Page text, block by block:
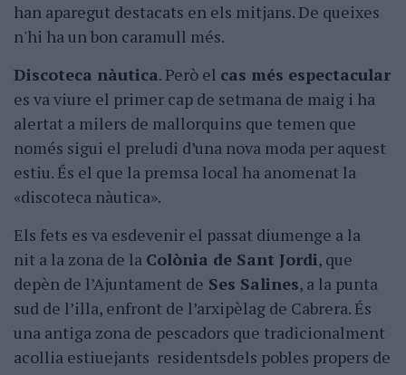
han aparegut destacats en els mitjans. De queixes
n'hi ha un bon caramull més.
Discoteca nàutica. Però el cas més espectacular
es va viure el primer cap de setmana de maig i ha
alertat a milers de mallorquins que temen que
només sigui el preludi d’una nova moda per aquest
estiu. És el que la premsa local ha anomenat la
«discoteca nàutica».
Els fets es va esdevenir el passat diumenge a la
nit a la zona de la Colònia de Sant Jordi, que
depèn de l’Ajuntament de Ses Salines, a la punta
sud de l’illa, enfront de l’arxipèlag de Cabrera. És
una antiga zona de pescadors que tradicionalment
acollia estiuejants residentsdels pobles propers de